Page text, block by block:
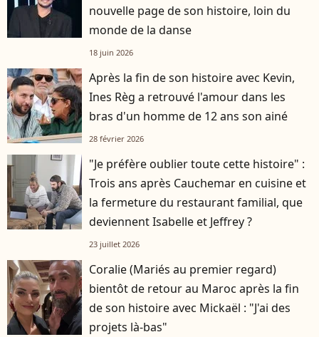
nouvelle page de son histoire, loin du
monde de la danse
18 juin 2026
Après la fin de son histoire avec Kevin,
Ines Règ a retrouvé l'amour dans les
bras d'un homme de 12 ans son ainé
28 février 2026
"Je préfère oublier toute cette histoire" :
Trois ans après Cauchemar en cuisine et
la fermeture du restaurant familial, que
deviennent Isabelle et Jeffrey ?
23 juillet 2026
Coralie (Mariés au premier regard)
bientôt de retour au Maroc après la fin
de son histoire avec Mickaël : "J'ai des
projets là-bas"